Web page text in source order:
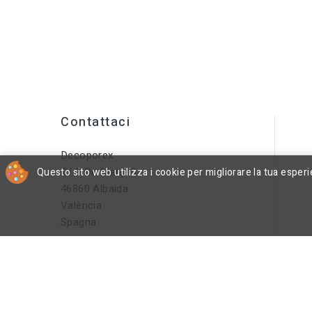
Contattaci
Decoporex
C/ 8 De Març, 9
46860 Albaida
València
Spagna
Questo sito web utilizza i cookie per migliorare la tua